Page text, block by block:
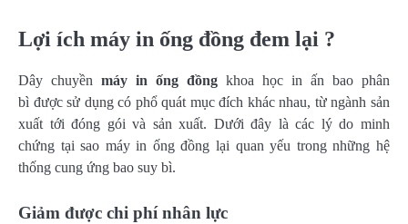
Lợi ích máy in ống đồng đem lại ?
Dây chuyền máy in ống đồng khoa học in ấn bao phân
bì được sử dụng có phổ quát mục đích khác nhau, từ ngành sản
xuất tới đóng gói và sản xuất. Dưới đây là các lý do minh
chứng tại sao máy in ống đồng lại quan yếu trong những hệ
thống cung ứng bao suy bì.
Giảm được chi phí nhân lực